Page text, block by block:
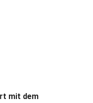
mit dem